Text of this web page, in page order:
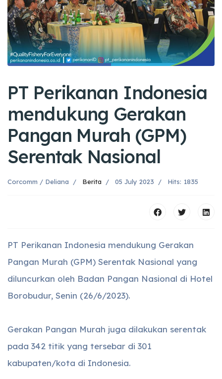
PT Perikanan Indonesia
mendukung Gerakan
Pangan Murah (GPM)
Serentak Nasional
Corcomm / Deliana Berita 05 July 2023 Hits: 1835
PT Perikanan Indonesia mendukung Gerakan
Pangan Murah (GPM) Serentak Nasional yang
diluncurkan oleh Badan Pangan Nasional di Hotel
Borobudur, Senin (26/6/2023).
Gerakan Pangan Murah juga dilakukan serentak
pada 342 titik yang tersebar di 301
kabupaten/kota di Indonesia.